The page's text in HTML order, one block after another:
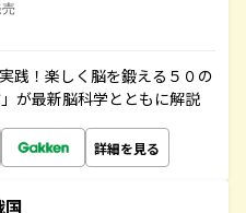
践！楽しく脳を鍛える５０の
が最新脳科学とともに解説
詳細を見る